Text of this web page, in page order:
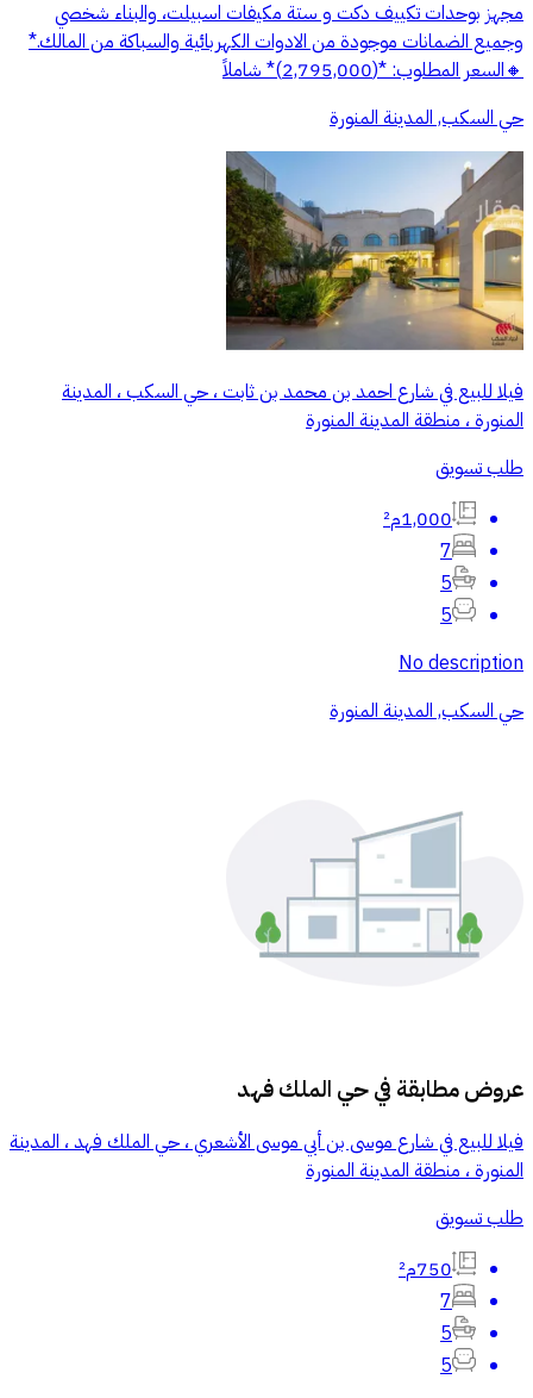
مجهز بوحدات تكييف دكت و ستة مكيفات اسبيلت، والبناء شخصي
وجميع الضمانات موجودة من الادوات الكهربائية والسباكة من المالك.*
🔸السعر المطلوب: *(2,795,000)* شاملاً
حي السكب, المدينة المنورة
فيلا للبيع في شارع احمد بن محمد بن ثابت ، حي السكب ، المدينة
المنورة ، منطقة المدينة المنورة
طلب تسويق
1,000م²
7
5
5
No description
حي السكب, المدينة المنورة
عروض مطابقة فيحي الملك فهد
فيلا للبيع في شارع موسى بن أبي موسى الأشعري ، حي الملك فهد ، المدينة
المنورة ، منطقة المدينة المنورة
طلب تسويق
750م²
7
5
5